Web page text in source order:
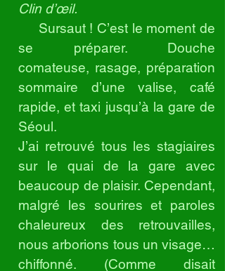
Clin d’œil.
Sursaut ! C’est le moment de
se préparer. Douche
comateuse, rasage, préparation
sommaire d’une valise, café
rapide, et taxi jusqu’à la gare de
Séoul.
J’ai retrouvé tous les stagiaires
sur le quai de la gare avec
beaucoup de plaisir. Cependant,
malgré les sourires et paroles
chaleureux des retrouvailles,
nous arborions tous un visage…
chiffonné. (Comme disait